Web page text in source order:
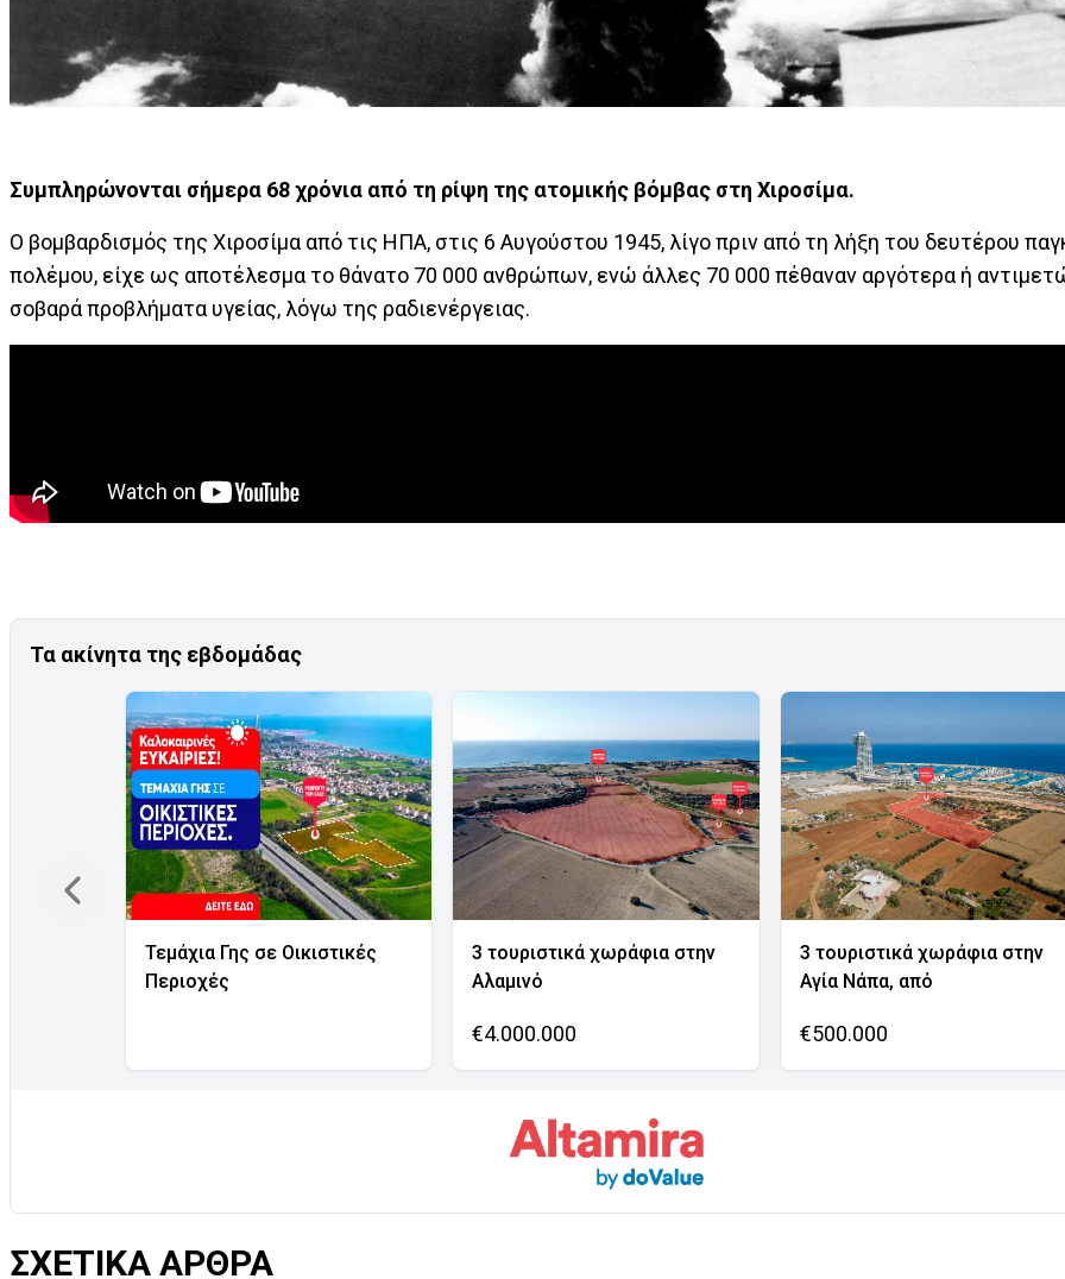
Συμπληρώνονται σήμερα 68 χρόνια από τη ρίψη της ατομικής βόμβας στη Χιροσίμα.
Ο βομβαρδισμός της Χιροσίμα από τις ΗΠΑ, στις 6 Αυγούστου 1945, λίγο πριν από τη λήξη του δευτέρου
πολέμου, είχε ως αποτέλεσμα το θάνατο 70 000 ανθρώπων, ενώ άλλες 70 000 πέθαναν αργότερα ή
σοβαρά προβλήματα υγείας, λόγω της ραδιενέργειας.
Τα ακίνητα της εβδομάδας
Τεμάχια Γης σε Οικιστικές
Περιοχές
3 τουριστικά χωράφια στην
Αλαμινό
€4.000.000
3 τουριστικά χωράφια στην
Αγία Νάπα, από
€500.000
ΣΧΕΤΙΚΑ ΑΡΘΡΑ